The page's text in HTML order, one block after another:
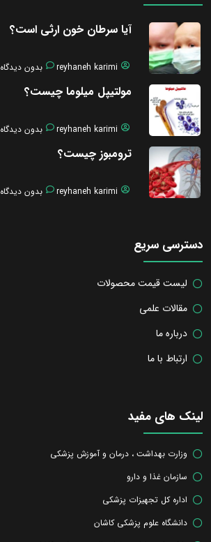
آیا سرطان خون ارثی است؟
reyhaneh karimi بدون دیدگاه
مولتیپل میلوما چیست؟
reyhaneh karimi بدون دیدگاه
ترومبوز چیست؟
reyhaneh karimi بدون دیدگاه
دسترسی سریع
لیست قیمت محصولات
مقالات علمی
درباره ما
ارتباط با ما
لینک های مفید
وزارت بهداشت ، درمان و آموزش پزشکی
سازمان غذا و دارو
اداره کل تجهیزات پزشکی
دانشگاه علوم پزشکی کاشان